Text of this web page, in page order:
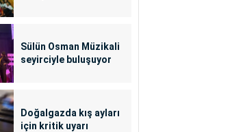
Sülün Osman Müzikali
seyirciyle buluşuyor
Doğalgazda kış ayları
için kritik uyarı